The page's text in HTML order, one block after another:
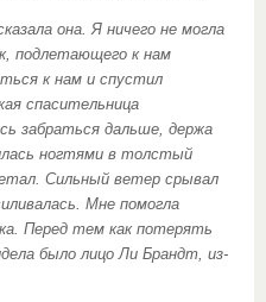
она. Я ничего не могла
подлетающего к нам
к нам и спустил
спасительница
забраться дальше, держа
ногтями в толстый
Сильный ветер срывал
Мне помогла
Перед тем как потерять
было лицо Ли Брандт, из-